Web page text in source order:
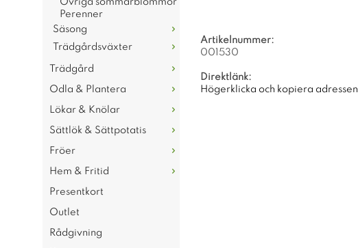
Övriga sommarblommor
Perenner
Säsong
Trädgårdsväxter
Trädgård
Odla & Plantera
Lökar & Knölar
Sättlök & Sättpotatis
Fröer
Hem & Fritid
Presentkort
Outlet
Rådgivning
Artikelnummer:
001530
Direktlänk:
Högerklicka och kopiera adressen